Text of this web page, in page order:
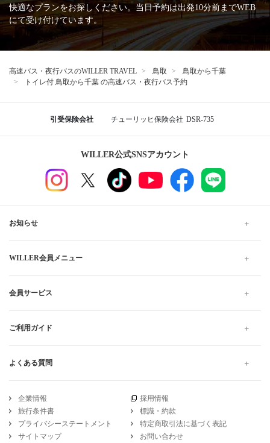
快適なプランをお探しください。当日予約は出発10分前までWEB
にて受け付けています。
高速バス・夜行バスのWILLER TRAVEL 鳥取
鳥取から千葉
トイレ付 鳥取から千葉 の高速バス・夜行バス予約
引受保険会社 チューリッヒ保険会社 DSR-735
WILLER公式SNSアカウント
お知らせ
WILLER会員メニュー
会員サービス
ご利用ガイド
よくある質問
企業情報
採用情報
旅行条件書
標識・約款
プライバシーステートメント
特定商取引法に基づく表記
サイトマップ
お問い合わせ